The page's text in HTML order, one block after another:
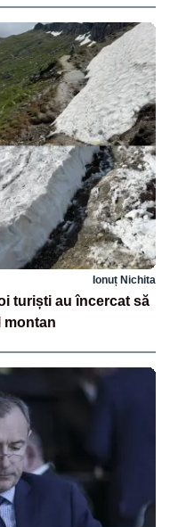
Ionuț Nichita
turiști au încercat să
montan